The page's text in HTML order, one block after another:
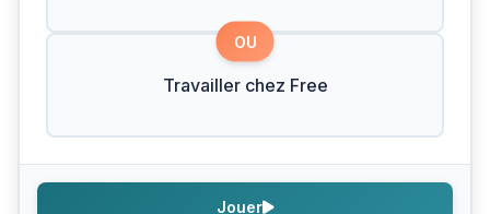
OU
Travailler chez Free
Jouer